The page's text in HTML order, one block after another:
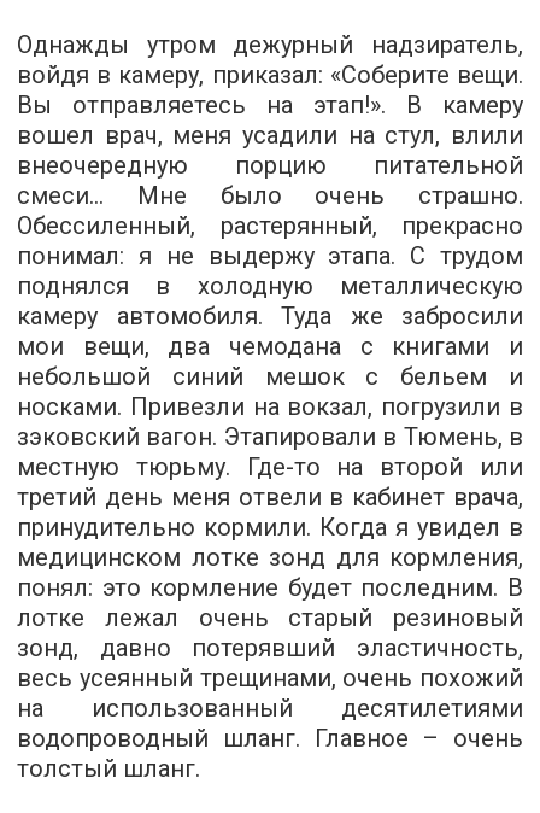
Однажды утром дежурный надзиратель,
войдя в камеру, приказал: «Соберите вещи.
Вы отправляетесь на этап!». В камеру
вошел врач, меня усадили на стул, влили
внеочередную порцию питательной
смеси... Мне было очень страшно.
Обессиленный, растерянный, прекрасно
понимал: я не выдержу этапа. С трудом
поднялся в холодную металлическую
камеру автомобиля. Туда же забросили
мои вещи, два чемодана с книгами и
небольшой синий мешок с бельем и
носками. Привезли на вокзал, погрузили в
зэковский вагон. Этапировали в Тюмень, в
местную тюрьму. Где-­то на второй или
третий день меня отвели в кабинет врача,
принудительно кормили. Когда я увидел в
медицинском лотке зонд для кормления,
понял: это кормление будет последним. В
лотке лежал очень старый резиновый
зонд, давно потерявший эластичность,
весь усеянный трещинами, очень похожий
на использованный десятилетиями
водопроводный шланг. Главное – очень
толстый шланг.